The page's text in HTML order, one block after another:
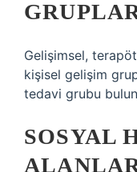
Gelişimsel,
kişisel gelişim
tedavi grubu
SOSYAL